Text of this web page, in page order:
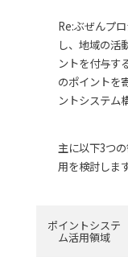
Re:ぶぜんプ
し、地域の活
ントを付与す
のポイントを
ントシステム
主に以下3つ
用を検討します
ポイントシステ
ム活用領域